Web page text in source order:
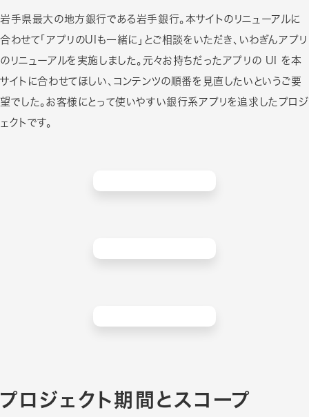
岩手県最大の地方銀行である岩手銀行。本サイトのリニューアルに
合わせて「アプリのUIも一緒に」とご相談をいただき、いわぎんアプリ
のリニューアルを実施しました。元々お持ちだったアプリの UI を本
サイトに合わせてほしい、コンテンツの順番を見直したいというご要
望でした。お客様にとって使いやすい銀行系アプリを追求したプロジ
ェクトです。
プロジェクト期間とスコープ